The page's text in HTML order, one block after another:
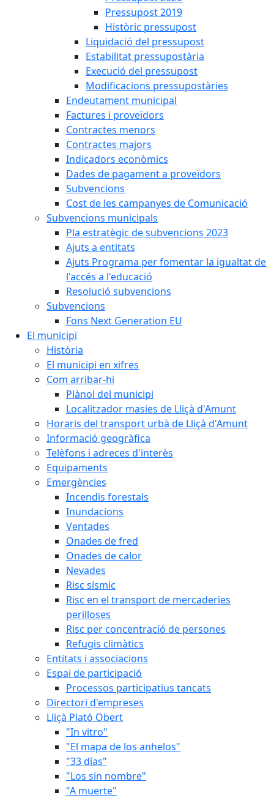
Pressupost 2019
Històric pressupost
Liquidació del pressupost
Estabilitat pressupostària
Execució del pressupost
Modificacions pressupostàries
Endeutament municipal
Factures i proveïdors
Contractes menors
Contractes majors
Indicadors econòmics
Dades de pagament a proveïdors
Subvencions
Cost de les campanyes de Comunicació
Subvencions municipals
Pla estratègic de subvencions 2023
Ajuts a entitats
Ajuts Programa per fomentar la igualtat de
l'accés a l'educació
Resolució subvencions
Subvencions
Fons Next Generation EU
El municipi
Història
El municipi en xifres
Com arribar-hi
Plànol del municipi
Localitzador masies de Lliçà d'Amunt
Horaris del transport urbà de Lliçà d'Amunt
Informació geogràfica
Telèfons i adreces d'interès
Equipaments
Emergències
Incendis forestals
Inundacions
Ventades
Onades de fred
Onades de calor
Nevades
Risc sísmic
Risc en el transport de mercaderies
perilloses
Risc per concentracíó de persones
Refugis climàtics
Entitats i associacions
Espai de participació
Processos participatius tancats
Directori d'empreses
Lliçà Plató Obert
"In vitro"
"El mapa de los anhelos"
"33 días"
"Los sin nombre"
"A muerte"